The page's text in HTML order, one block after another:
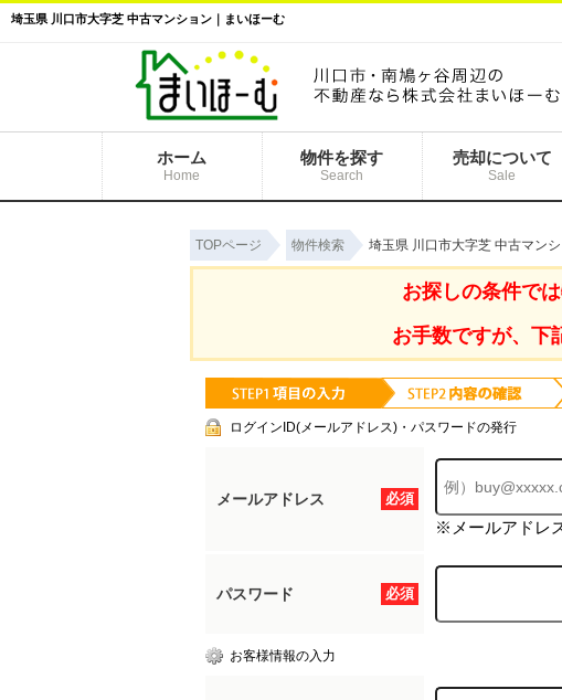
埼玉県 川口市大字芝 中古マンション｜まいほーむ
ホーム
Home
物件を探す
Search
売却について
Sale
TOPページ 物件検索 埼玉県 川口市大字芝 中古マン
お探しの条件で
お手数ですが、下
ログインID(メールアドレス)・パスワードの発行
必須
メールアドレス
※メールアドレ
必須
パスワード
お客様情報の入力